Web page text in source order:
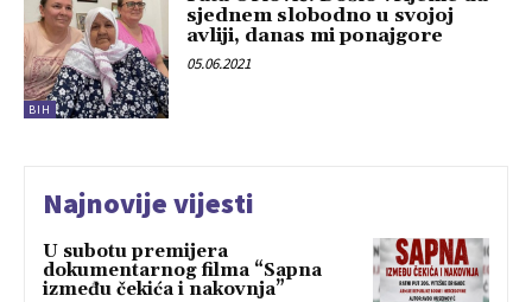
BIH
sjednem slobodno u svojoj
avliji, danas mi ponajgore
05.06.2021
Najnovije vijesti
U subotu premijera
dokumentarnog filma “Sapna
između čekića i nakovnja”